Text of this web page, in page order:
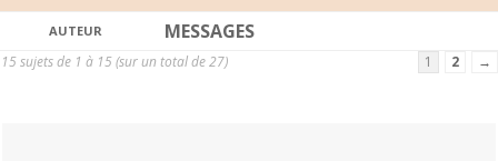
AUTEUR MESSAGES
15 sujets de 1 à 15 (sur un total de 27) 1 2 →